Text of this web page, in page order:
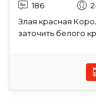
186
Злая красная
заточить белого